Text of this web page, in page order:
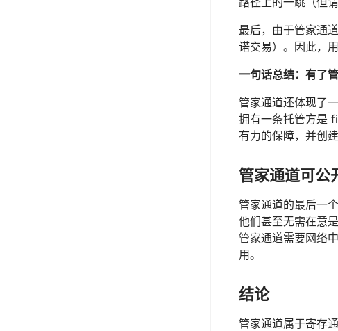
最后，由于管家通
诺交易）。因此，
一句话总结：有了
管家通道还体现了
拥有一条托管方是
有力的保障，并创
管家通道可公
管家通道的最后一
他们甚至无需在意
管家通道需要网络
用。
结论
管家通道属于寄存